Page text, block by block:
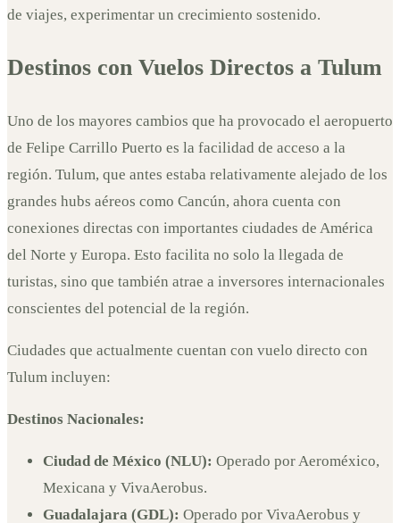
de viajes, experimentar un crecimiento sostenido.
Destinos con Vuelos Directos a Tulum
Uno de los mayores cambios que ha provocado el aeropuerto
de Felipe Carrillo Puerto es la facilidad de acceso a la
región. Tulum, que antes estaba relativamente alejado de los
grandes hubs aéreos como Cancún, ahora cuenta con
conexiones directas con importantes ciudades de América
del Norte y Europa. Esto facilita no solo la llegada de
turistas, sino que también atrae a inversores internacionales
conscientes del potencial de la región.
Ciudades que actualmente cuentan con vuelo directo con
Tulum incluyen:
Destinos Nacionales:
Ciudad de México (NLU): Operado por Aeroméxico,
Mexicana y VivaAerobus.
Guadalajara (GDL): Operado por VivaAerobus y